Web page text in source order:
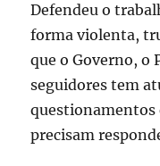
Defendeu o
forma violenta,
que o Governo, o
seguidores tem
questionamentos
precisam